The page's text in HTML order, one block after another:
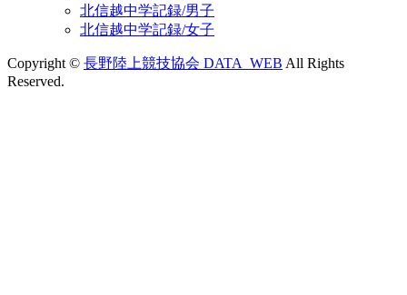
北信越中学記録/男子
北信越中学記録/女子
Copyright © 長野陸上競技協会 DATA_WEB All Rights
Reserved.